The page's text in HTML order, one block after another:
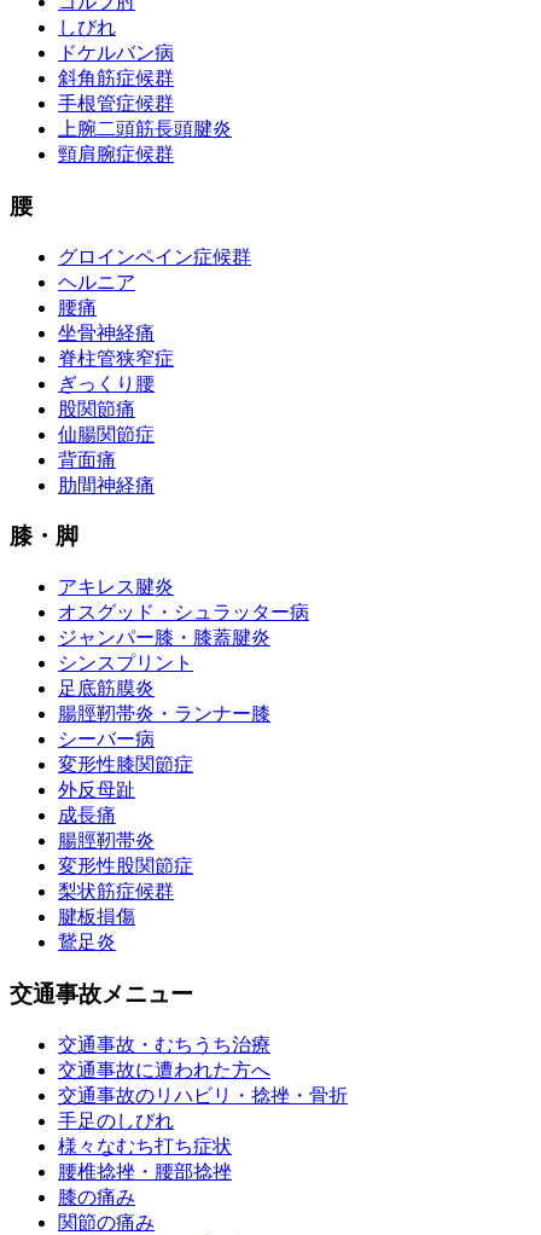
しびれ
ドケルバン病
斜角筋症候群
手根管症候群
上腕二頭筋長頭腱炎
頸肩腕症候群
腰
グロインペイン症候群
ヘルニア
腰痛
坐骨神経痛
脊柱管狭窄症
ぎっくり腰
股関節痛
仙腸関節症
背面痛
肋間神経痛
膝・脚
アキレス腱炎
オスグッド・シュラッター病
ジャンパー膝・膝蓋腱炎
シンスプリント
足底筋膜炎
腸脛靭帯炎・ランナー膝
シーバー病
変形性膝関節症
外反母趾
成長痛
腸脛靭帯炎
変形性股関節症
梨状筋症候群
腱板損傷
鵞足炎
交通事故メニュー
交通事故・むちうち治療
交通事故に遭われた方へ
交通事故のリハビリ・捻挫・骨折
手足のしびれ
様々なむち打ち症状
腰椎捻挫・腰部捻挫
膝の痛み
関節の痛み